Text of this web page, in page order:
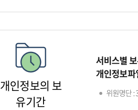
개인정보의 보
유기간
서비스별
개인정보
위원명단 :